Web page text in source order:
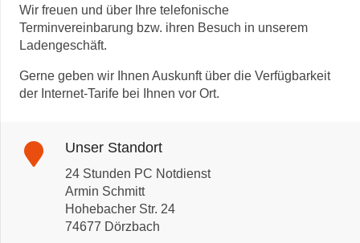
Wir freuen und über Ihre telefonische
Terminvereinbarung bzw. ihren Besuch in unserem
Ladengeschäft.
Gerne geben wir Ihnen Auskunft über die Verfügbarkeit
der Internet-Tarife bei Ihnen vor Ort.
Unser Standort
24 Stunden PC Notdienst
Armin Schmitt
Hohebacher Str. 24
74677 Dörzbach